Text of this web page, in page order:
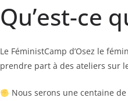
Qu’est-ce
Le FéministCamp d’Osez le
prendre part à des ateliers sur
Nous serons une centaine